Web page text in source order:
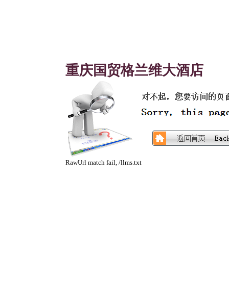
重庆国贸格兰维大酒店
RawUrl match fail, /llms.txt